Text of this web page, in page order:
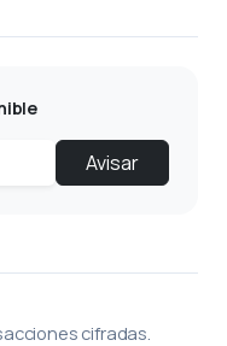
Avisar
cifradas.